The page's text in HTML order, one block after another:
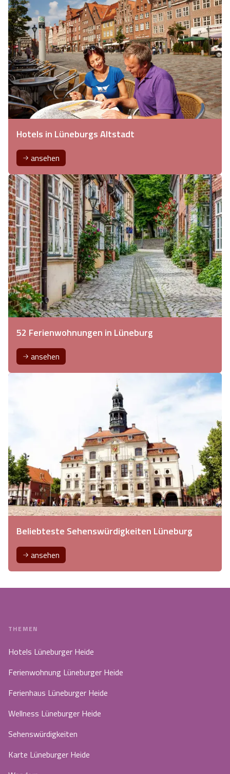
Hotels in Lüneburgs Altstadt
ansehen
52 Ferienwohnungen in Lüneburg
ansehen
Beliebteste Sehenswürdigkeiten Lüneburg
ansehen
THEMEN
Hotels Lüneburger Heide
Ferienwohnung Lüneburger Heide
Ferienhaus Lüneburger Heide
Wellness Lüneburger Heide
Sehenswürdigkeiten
Karte Lüneburger Heide